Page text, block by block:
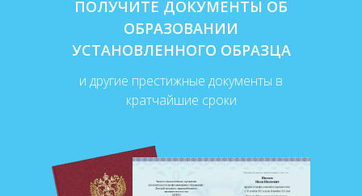
и другие престижные документы в
кратчайшие сроки
ПОЛУЧИТЕ ДОКУМЕНТЫ ОБ
ОБРАЗОВАНИИ
УСТАНОВЛЕННОГО ОБРАЗЦА